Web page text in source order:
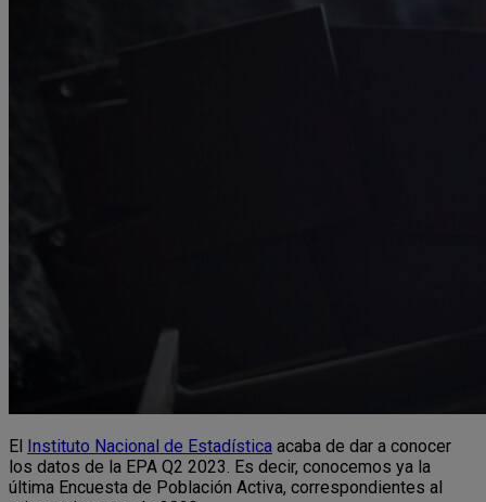
El Instituto Nacional de Estadística acaba de dar a conocer
los datos de la EPA Q2 2023. Es decir, conocemos ya la
última Encuesta de Población Activa, correspondientes al